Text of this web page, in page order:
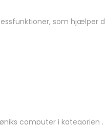
som hjælper
computer i kategorien .